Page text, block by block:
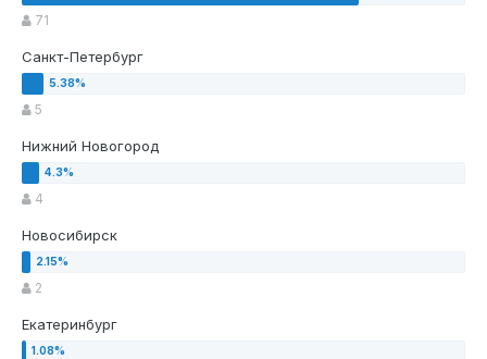
71
Санкт-Петербург
5
Нижний Новогород
4
Новосибирск
2
Екатеринбург